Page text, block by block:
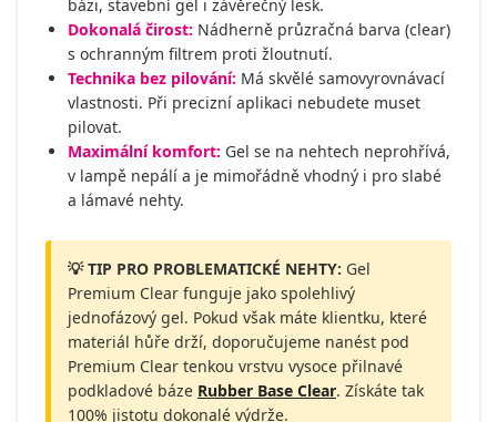
bázi, stavební gel i závěrečný lesk.
Dokonalá čirost: Nádherně průzračná barva (clear)
s ochranným filtrem proti žloutnutí.
Technika bez pilování: Má skvělé samovyrovnávací
vlastnosti. Při precizní aplikaci nebudete muset
pilovat.
Maximální komfort: Gel se na nehtech neprohřívá,
v lampě nepálí a je mimořádně vhodný i pro slabé
a lámavé nehty.
💡 TIP PRO PROBLEMATICKÉ NEHTY: Gel
Premium Clear funguje jako spolehlivý
jednofázový gel. Pokud však máte klientku, které
materiál hůře drží, doporučujeme nanést pod
Premium Clear tenkou vrstvu vysoce přilnavé
podkladové báze Rubber Base Clear. Získáte tak
100% jistotu dokonalé výdrže.